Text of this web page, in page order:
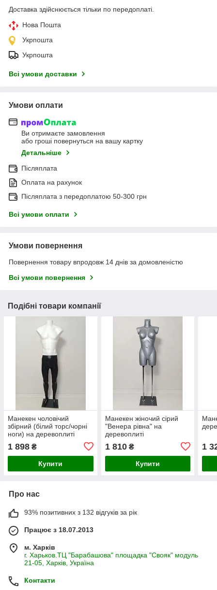
Доставка здійснюється тільки по передоплаті.
Нова Пошта
Укрпошта
Укрпошта
Всі умови доставки
Умови оплати
Ви отримаєте замовлення
або гроші повернуться на вашу картку
Детальніше
Післяплата
Оплата на рахунок
Післяплата з передоплатою 50-300 грн
Всі умови оплати
Умови повернення
Повернення товару впродовж 14 днів за домовленістю
Всі умови повернення
Подібні товари компанії
Манекен чоловічий
збірний (білий торс/чорні
ноги) на деревоплиті
1 898 ₴
Купити
Манекен жіночий сірий
"Венера рівна" на
деревоплиті
1 810₴
Купити
1
Про нас
93% позитивних з 132 відгуків за рік
Працює з 18.07.2013
м. Харків
г. Харьков.ТЦ "Барабашова" площадка "Свояк" модуль
21-05, Харків, Україна
Контакти